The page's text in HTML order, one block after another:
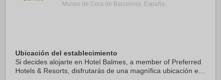
Museo de Cera de Barcelona, España.
Ubicación del establecimiento
Si decides alojarte en Hotel Balmes, a member of Preferred
Hotels & Resorts, disfrutarás de una magnífica ubicación en